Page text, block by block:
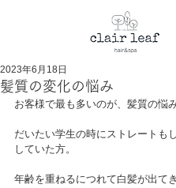
髪質の変化の悩み
2023年6月18日
お客様で最も多いのが、髪質の悩み
だいたい学生の時にストレートも
していた方。
年齢を重ねるにつれて白髪が出て